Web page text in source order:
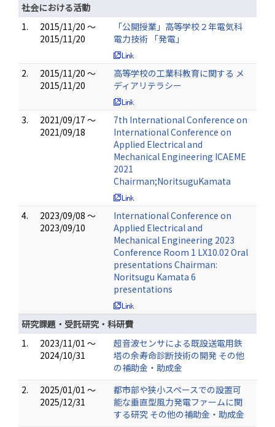
社会における活動
1.
2015/11/20 ～
2015/11/20
「公開授業」高等学校２年電気科
電力技術 「発電」
2.
2015/11/20 ～
2015/11/20
高等学校の工業科教育に関する メ
ディアリテラシー
3.
2021/09/17 ～
2021/09/18
7th International Conference on
International Conference on
Applied Electrical and
Mechanical Engineering ICAEME
2021
Chairman;NoritsuguKamata
4.
2023/09/08 ～
2023/09/10
International Conference on
Applied Electrical and
Mechanical Engineering 2023
Conference Room 1 LX10.02 Oral
presentations Chairman:
Noritsugu Kamata 6
presentations
研究課題・受託研究・科研費
1.
2023/11/01 ～
2024/10/31
超音波センサによる既設送電用鉄
塔の余寿命診断技術の開発 その他
の補助金・助成金
2.
2025/01/01 ～
2025/12/31
都市部や狭小スペースでの設置可
能な垂直型風力発電ファームに関
する研究 その他の補助金・助成金